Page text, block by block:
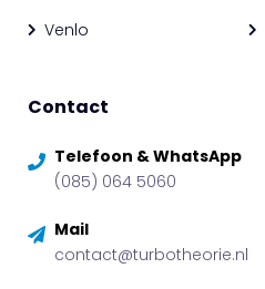
Venlo
Contact
Telefoon & WhatsApp
(085) 064 5060
Mail
contact@turbotheorie.nl